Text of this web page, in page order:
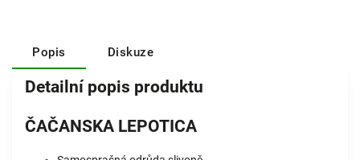
Popis Diskuze
Detailní popis produktu
ČAČANSKA LEPOTICA